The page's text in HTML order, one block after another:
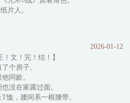
片人。
得异次元观众的打赏，赚取的积分用
级，应有尽有。
在线爆锤咒灵；直播间的观众爱看他
一起出镜；观众们爱看他殴打烂橘
2026-01-12
！文！完！结！】
个房子。
同龄。
没在家露过面。
恤，腰间系一根腰带。